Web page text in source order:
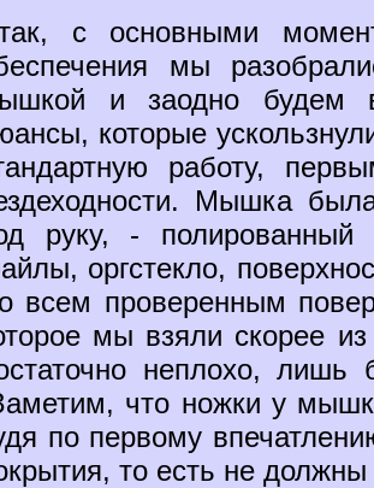
с основными
мы
и заодно будем
которые
работу,
Мышка
руку, -
оргстекло,
всем проверенным
мы взяли скорее
неплохо,
что ножки у
по первому
то есть не